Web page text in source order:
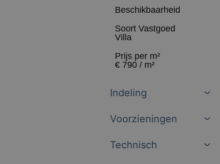
Beschikbaarheid
Soort Vastgoed
Villa
Prijs per m²
€ 790 / m²
Indeling
Voorzieningen
Technisch